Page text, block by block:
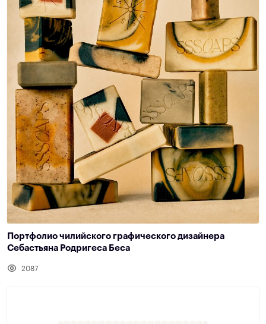
Портфолио чилийского графического дизайнера
Себастьяна Родригеса Беса
2087